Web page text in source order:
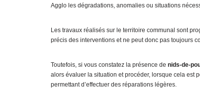
Agglo les dégradations, anomalies ou situations
Les travaux réalisés sur le territoire communal sont
précis des interventions et ne peut donc pas toujours
Toutefois, si vous constatez la présence de nids-de-
alors évaluer la situation et procéder, lorsque cela est
permettant d’effectuer des réparations légères.